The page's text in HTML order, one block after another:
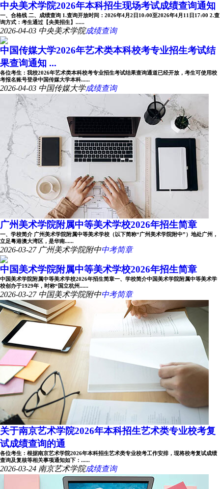
中央美术学院2026年本科招生现场考试成绩查询通知
一、合格线 二、成绩查询 1.查询开放时间：2026年4月2日10:00至2026年4月11日17:00 2.查
询方式：考生通过【央美招生】......
2026-04-03 中央美术学院成绩查询
中国传媒大学2026年艺术类本科校考专业招生考试结
果查询通知 ...
各位考生：我校2026年艺术类本科校考专业招生考试结果查询通道已经开放，考生可使用校
考报名账号登录中国传媒大学本科......
2026-04-03 中国传媒大学成绩查询
广州美术学院附属中等美术学校2026年招生简章
一、学校简介 广州美术学院附属中等美术学校（以下简称“广州美术学院附中”）地处广州，
立足粤港澳大湾区，是华南......
2026-03-27 广州美术学院附中中考简章
中国美术学院附属中等美术学校2026年招生简章
中国美术学院附属中等美术学校2026年招生简章一、学校简介中国美术学院附属中等美术学
校创办于1929年，时称“国立杭州......
2026-03-27 中国美术学院附中中考简章
关于南京艺术学院2026年本科招生艺术类专业校考复
试成绩查询的通
各位考生：根据南京艺术学院2026年本科招生艺术类专业校考工作安排，现将校考复试成绩
查询及复核等相关事项通知如下：......
2026-03-24 南京艺术学院成绩查询